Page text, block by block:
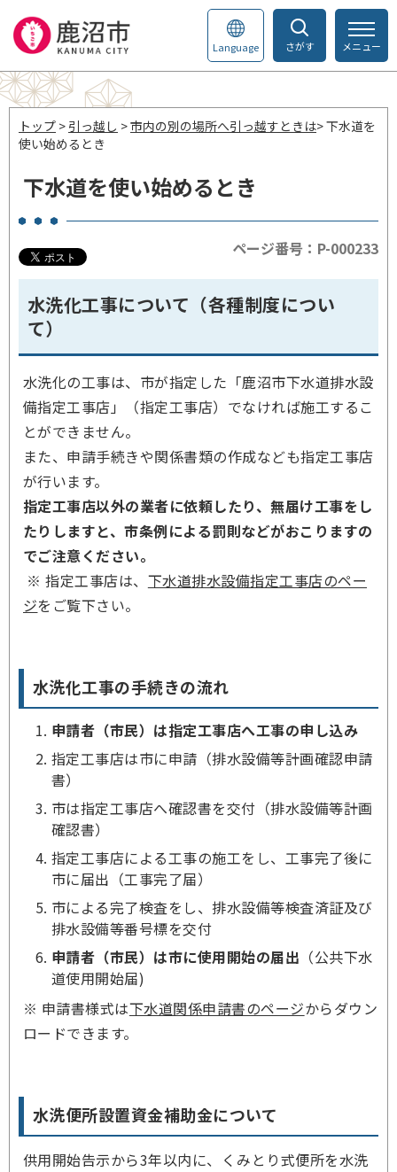
さがす
Language メニュー
トップ > 引っ越し >市内の別の場所へ引っ越すときは> 下水道を
使い始めるとき
下水道を使い始めるとき
ページ番号：P-000233
水洗化工事について（各種制度につい
て）
水洗化の工事は、市が指定した「鹿沼市下水道排水設
備指定工事店」（指定工事店）でなければ施工するこ
とができません。
また、申請手続きや関係書類の作成なども指定工事店
が行います。
指定工事店以外の業者に依頼したり、無届け工事をし
たりしますと、市条例による罰則などがおこりますの
でご注意ください。
※ 指定工事店は、 下水道排水設備指定工事店のペー
ジをご覧下さい。
水洗化工事の手続きの流れ
申請者（市民）は指定工事店へ工事の申し込み
指定工事店は市に申請（排水設備等計画確認申請
書）
市は指定工事店へ確認書を交付（排水設備等計画
確認書）
指定工事店による工事の施工をし、工事完了後に
市に届出（工事完了届）
市による完了検査をし、排水設備等検査済証及び
排水設備等番号標を交付
申請者（市民）は市に使用開始の届出 （公共下水
道使用開始届)
※ 申請書様式は下水道関係申請書のページからダウン
ロードできます。
水洗便所設置資金補助金について
供用開始告示から3年以内に、くみとり式便所を水洗